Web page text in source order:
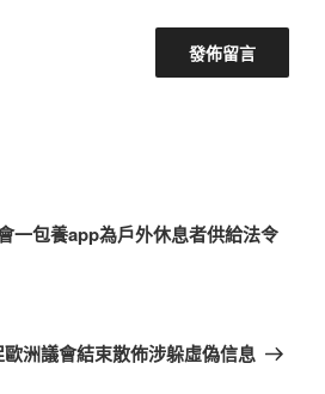
一包養app為戶外休息者供給法令
洲議會結束散佈涉躲虛偽信息